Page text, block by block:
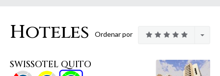
Hoteles Ordenar por
SWISSOTEL QUITO